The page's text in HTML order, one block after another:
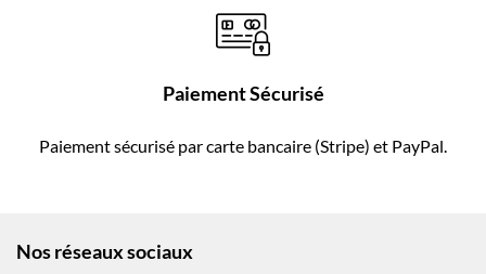
Paiement Sécurisé
Paiement sécurisé par carte bancaire (Stripe) et PayPal.
Nos réseaux sociaux